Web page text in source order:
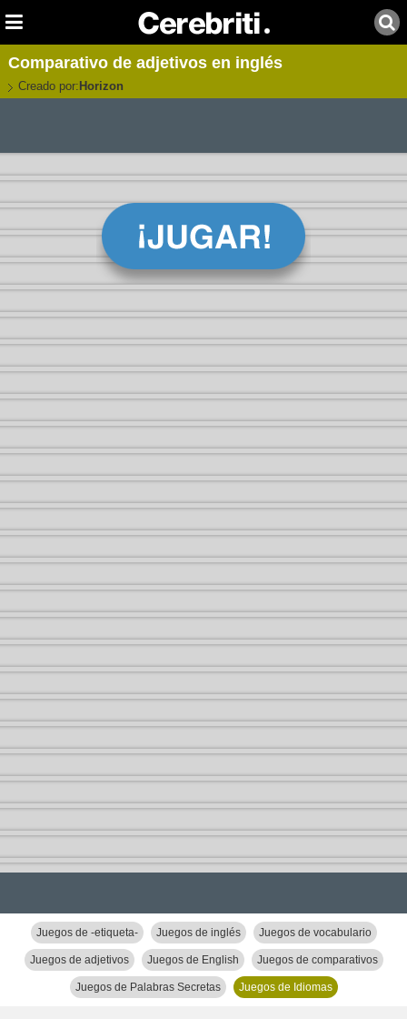
Comparativo de adjetivos en inglés
Creado por: Horizon
Juegos de -etiqueta- Juegos de inglés Juegos de vocabulario
Juegos de adjetivos Juegos de English Juegos de comparativos
Juegos de Palabras Secretas Juegos de Idiomas